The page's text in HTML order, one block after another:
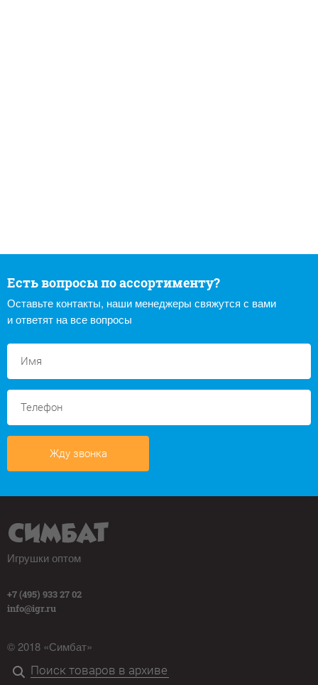
Есть вопросы по ассортименту?
Оставьте контакты, наши менеджеры свяжутся с вами
и ответят на все вопросы
Жду звонка
Игрушки оптом
+7 (495) 933 27 02
info@igr.ru
© 2018 «Симбат»